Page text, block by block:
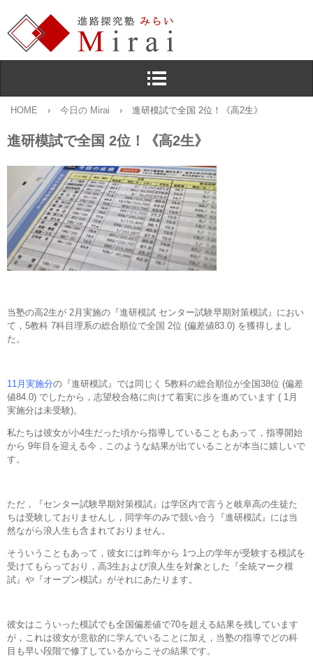
HOME › 今日の Mirai › 進研模試で全国 2位！《高2生》
進研模試で全国 2位！《高2生》
当塾の高2生が 2月実施の『進研模試 センター試験早期対策模試』におい
て，5教科 7科目理系の総合順位で全国 2位 (偏差値83.0) を獲得しまし
た。
11月実施分の『進研模試』では同じく 5教科の総合順位が全国38位 (偏差
値84.0) でしたから，志望校合格に向けて着実に歩を進めています ( 1月
実施分は未受験)。
私たちは彼女が小4生だった頃から指導していることもあって，指導開始
から 9年目を迎える今，このような結果が出ていることが本当に嬉しいで
す。
ただ，『センター試験早期対策模試』は学区内で言うと岐阜高の生徒た
ちは受験しておりませんし，同学年のみで競い合う『進研模試』には当
然ながら浪人生も含まれておりません。
そういうこともあって，彼女には昨年から 1つ上の学年が受験する模試を
受けてもらっており，高3生および浪人生を対象とした『全統マーク模
試』や『オープン模試』がそれにあたります。
彼女はこういった模試でも全国偏差値で70を超える結果を残しています
が，これは彼女が意欲的に学んでいることに加え，当塾の指導でどの科
目も早い段階で修了しているからこその結果です。